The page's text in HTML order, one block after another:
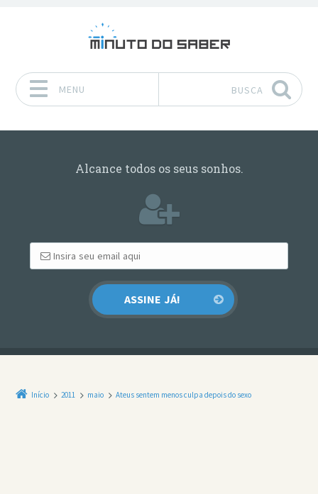
MENU BUSCA
Alcance todos os seus sonhos.
Início 2011 maio Ateus sentem menos culpa depois do sexo